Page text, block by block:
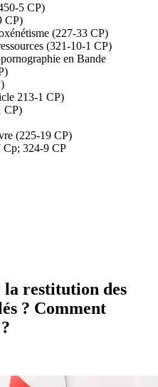
5 CP)
CP)
(227-33 CP)
(321-10-1 CP)
en Bande
213-1 CP)
CP)
(225-19 CP)
Cp; 324-9 CP
la restitution des
? Comment